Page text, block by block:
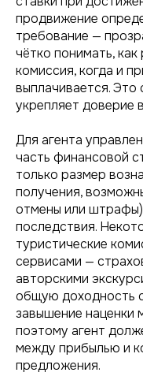
продвижение
требование —
чётко понимать,
комиссия, когда и
выплачивается.
укрепляет доверие
Для агента
часть финансовой
только размер
получения,
отмены или
последствия.
туристические
сервисами —
авторскими
общую доходность
завышение наценки
поэтому агент
между прибылью и
предложения.